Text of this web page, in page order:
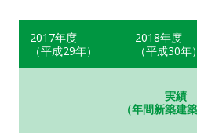
2017年度
（平成29年）
2018年度
（平成30年）
実績
（年間新築建